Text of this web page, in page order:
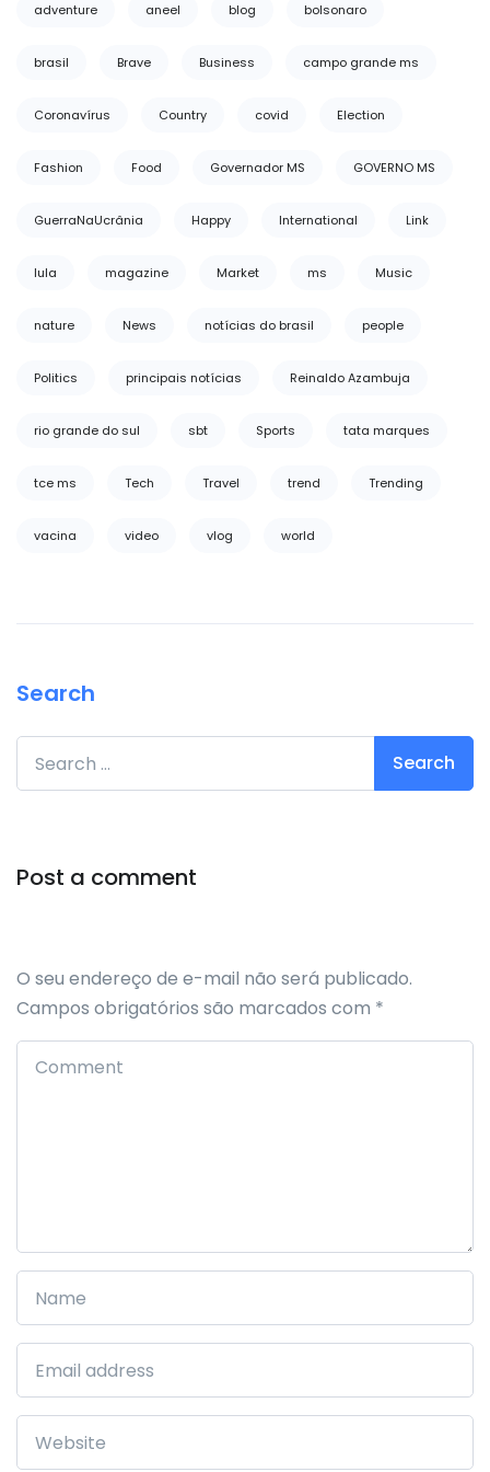
adventure aneel blog bolsonaro
brasil Brave Business campo grande ms
Coronavírus Country covid Election
Fashion Food Governador MS GOVERNO MS
GuerraNaUcrânia Happy International Link
lula magazine Market ms Music
nature News notícias do brasil people
Politics principais notícias Reinaldo Azambuja
rio grande do sul sbt Sports tata marques
tce ms Tech Travel trend Trending
vacina video vlog world
Search
Search for:
Post a comment
O seu endereço de e-mail não será publicado.
Campos obrigatórios são marcados com *